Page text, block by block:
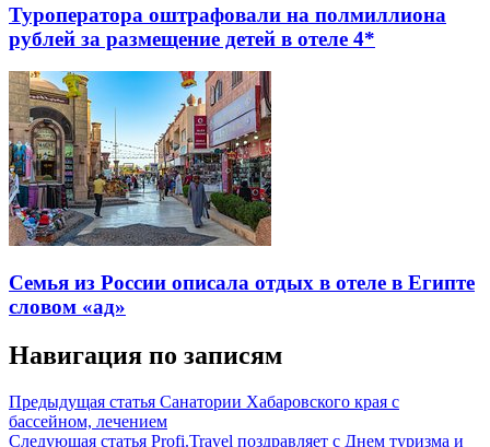
Туроператора оштрафовали на полмиллиона
рублей за размещение детей в отеле 4*
Семья из России описала отдых в отеле в Египте
словом «ад»
Навигация по записям
Предыдущая статья Санатории Хабаровского края с
бассейном, лечением
Следующая статья Profi.Travel поздравляет с Днем туризма и